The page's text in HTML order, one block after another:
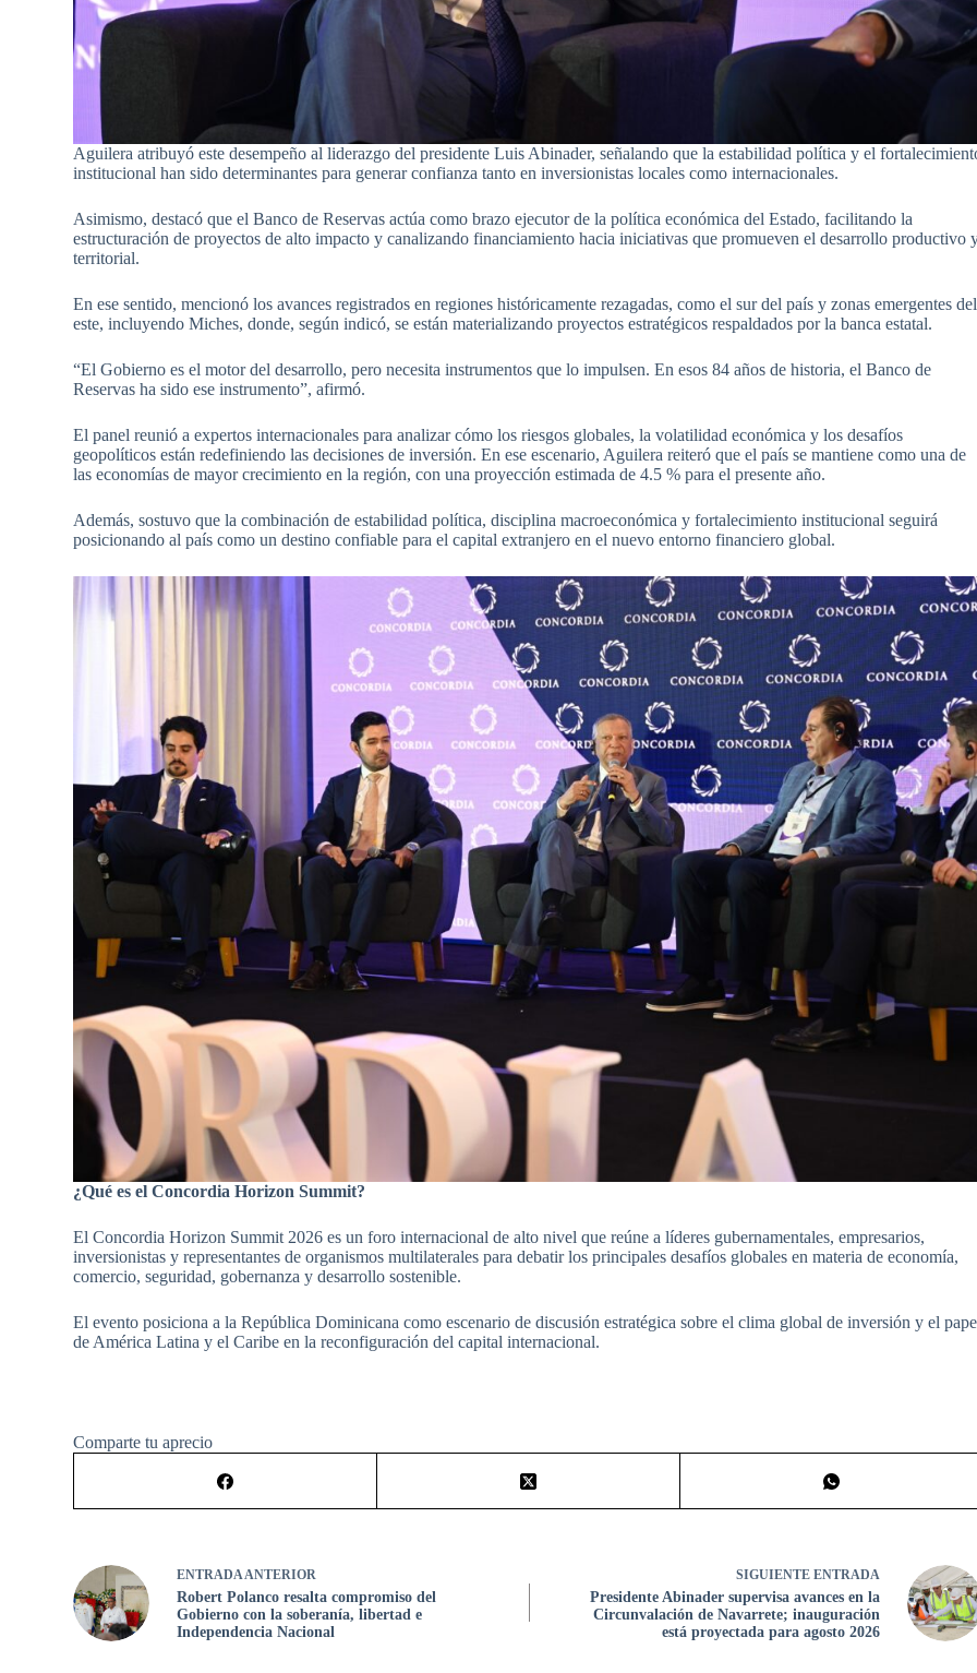
Aguilera atribuyó este desempeño al liderazgo del presidente Luis Abinader, señalando que la estabilidad política y el
institucional han sido determinantes para generar confianza tanto en inversionistas locales como internacionales.
Asimismo, destacó que el Banco de Reservas actúa como brazo ejecutor de la política económica del Estado, facilitando la
estructuración de proyectos de alto impacto y canalizando financiamiento hacia iniciativas que promueven el desarrollo productivo
territorial.
En ese sentido, mencionó los avances registrados en regiones históricamente rezagadas, como el sur del país y zonas emergentes del
este, incluyendo Miches, donde, según indicó, se están materializando proyectos estratégicos respaldados por la banca estatal.
“El Gobierno es el motor del desarrollo, pero necesita instrumentos que lo impulsen. En esos 84 años de historia, el Banco de
Reservas ha sido ese instrumento”, afirmó.
El panel reunió a expertos internacionales para analizar cómo los riesgos globales, la volatilidad económica y los desafíos
geopolíticos están redefiniendo las decisiones de inversión. En ese escenario, Aguilera reiteró que el país se mantiene como una de
las economías de mayor crecimiento en la región, con una proyección estimada de 4.5 % para el presente año.
Además, sostuvo que la combinación de estabilidad política, disciplina macroeconómica y fortalecimiento institucional seguirá
posicionando al país como un destino confiable para el capital extranjero en el nuevo entorno financiero global.
¿Qué es el Concordia Horizon Summit?
El Concordia Horizon Summit 2026 es un foro internacional de alto nivel que reúne a líderes gubernamentales, empresarios,
inversionistas y representantes de organismos multilaterales para debatir los principales desafíos globales en materia de economía,
comercio, seguridad, gobernanza y desarrollo sostenible.
El evento posiciona a la República Dominicana como escenario de discusión estratégica sobre el clima global de inversión y el
de América Latina y el Caribe en la reconfiguración del capital internacional.
Comparte tu aprecio
ENTRADAANTERIOR
Robert Polanco resalta compromiso del
Gobierno con la soberanía, libertad e
Independencia Nacional
SIGUIENTE ENTRADA
Presidente Abinader supervisa avances en la
Circunvalación de Navarrete; inauguración
está proyectada para agosto 2026